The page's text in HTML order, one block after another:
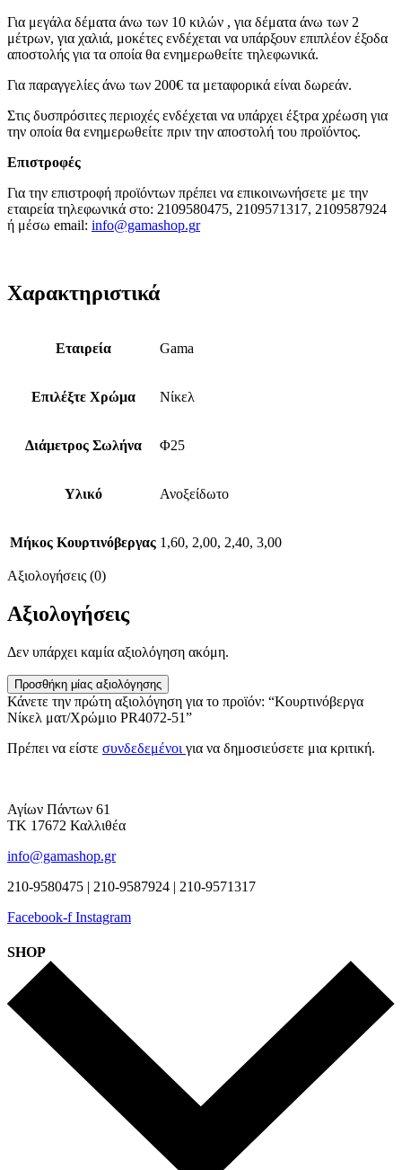
Για μεγάλα δέματα άνω των 10 κιλών , για δέματα άνω των 2
μέτρων, για χαλιά, μοκέτες ενδέχεται να υπάρξουν επιπλέον έξοδα
αποστολής για τα οποία θα ενημερωθείτε τηλεφωνικά.
Για παραγγελίες άνω των 200€ τα μεταφορικά είναι δωρεάν.
Στις δυσπρόσιτες περιοχές ενδέχεται να υπάρχει έξτρα χρέωση για
την οποία θα ενημερωθείτε πριν την αποστολή του προϊόντος.
Επιστροφές
Για την επιστροφή προϊόντων πρέπει να επικοινωνήσετε με την
εταιρεία τηλεφωνικά στο: 2109580475, 2109571317, 2109587924
ή μέσω email: info@gamashop.gr
Χαρακτηριστικά
Εταιρεία Gama
Επιλέξτε Χρώμα Νίκελ
Διάμετρος Σωλήνα Φ25
Υλικό Ανοξείδωτο
Μήκος Κουρτινόβεργας 1,60, 2,00, 2,40, 3,00
Αξιολογήσεις (0)
Αξιολογήσεις
Δεν υπάρχει καμία αξιολόγηση ακόμη.
Προσθήκη μίας αξιολόγησης
Κάνετε την πρώτη αξιολόγηση για το προϊόν: “Κουρτινόβεργα
Νίκελ ματ/Χρώμιο PR4072-51”
Πρέπει να είστε συνδεδεμένοι για να δημοσιεύσετε μια κριτική.
Αγίων Πάντων 61
ΤΚ 17672 Καλλιθέα
info@gamashop.gr
210-9580475 | 210-9587924 | 210-9571317
Facebook-f Instagram
SHOP